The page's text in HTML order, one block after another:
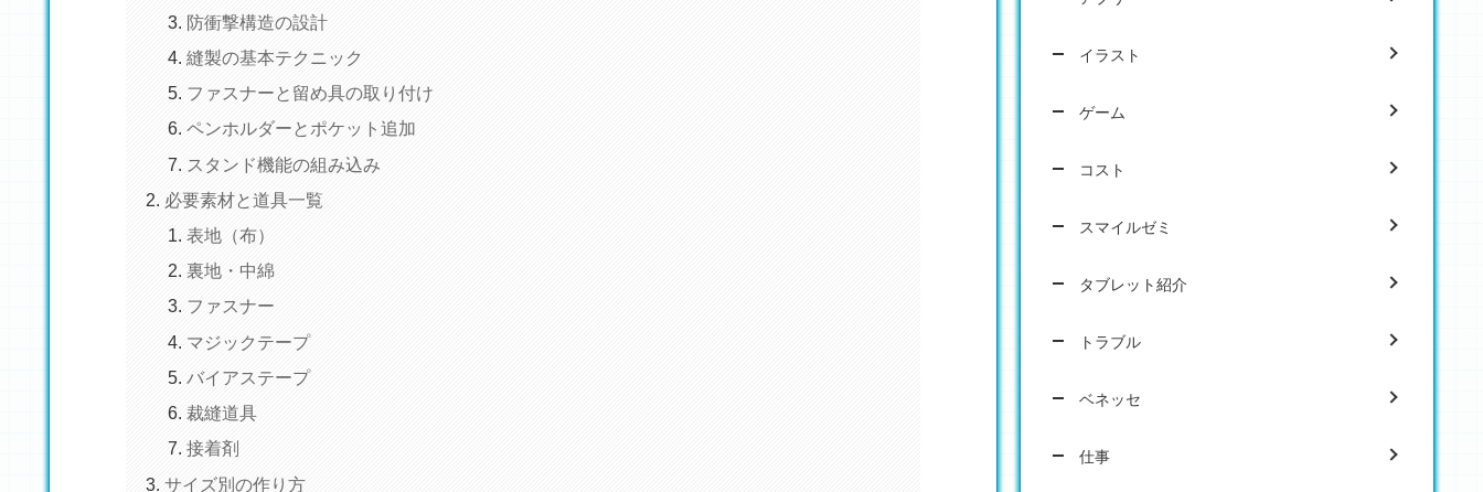
防衝撃構造の設計
縫製の基本テクニック
ファスナーと留め具の取り付け
ペンホルダーとポケット追加
スタンド機能の組み込み
必要素材と道具一覧
表地（布）
裏地・中綿
ファスナー
マジックテープ
バイアステープ
裁縫道具
接着剤
サイズ別の作り方
イラスト
ゲーム
コスト
スマイルゼミ
タブレット紹介
トラブル
ベネッセ
仕事